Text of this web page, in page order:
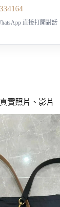
直接打開對話
實照片、影片